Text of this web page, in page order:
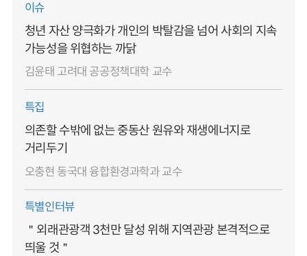
이슈
청년 자산 양극화가 개인의 박탈감을 넘어 사회의 지속
가능성을 위협하는 까닭
김윤태 고려대 공공정책대학 교수
특집
의존할 수밖에 없는 중동산 원유와 재생에너지로
거리두기
오충현 동국대 융합환경과학과 교수
특별인터뷰
＂외래관광객 3천만 달성 위해 지역관광 본격적으로
띄울 것＂